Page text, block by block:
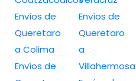
Envíos de
Queretaro
a Colima
Envíos de
Envíos de
Queretaro
a
Villahermosa